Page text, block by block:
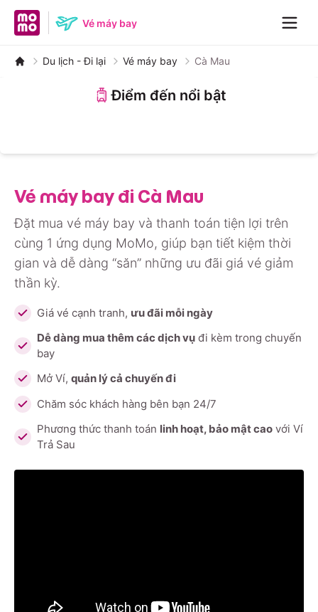
MoMo home pageVé máy bay
Du lịch - Đi lại Vé máy bay Cà Mau
Điểm đến nổi bật
Đà Nẵng
Vé máy bay đi Cà Mau
Đặt mua vé máy bay và thanh toán tiện lợi trên
cùng 1 ứng dụng MoMo, giúp bạn tiết kiệm thời
gian và dễ dàng “săn” những ưu đãi giá vé giảm
thần kỳ.
Giá vé cạnh tranh, ưu đãi mỗi ngày
Dễ dàng mua thêm các dịch vụ đi kèm trong chuyến
bay
Mở Ví, quản lý cả chuyến đi
Chăm sóc khách hàng bên bạn 24/7
Phương thức thanh toán linh hoạt, bảo mật cao với Ví
Trả Sau